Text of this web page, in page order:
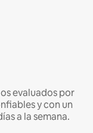
evaluados por
y con un
a la semana.